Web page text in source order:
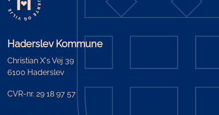
Haderslev Kommune
Christian X's Vej 39
6100 Haderslev
CVR-nr. 29 18 97 57